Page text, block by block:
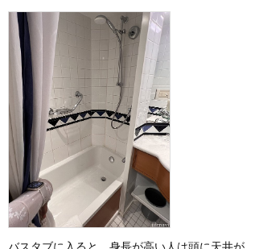
バスタブに入ると、身長が高い人は頭に天井が